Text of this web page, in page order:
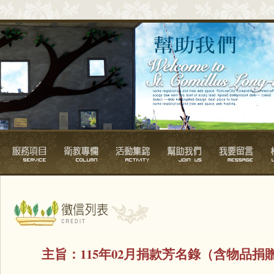
主旨： 115年02月捐款芳名錄（含物品捐